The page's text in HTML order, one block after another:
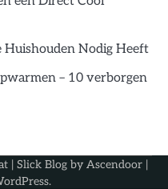
Huishouden Nodig Heeft
– 10 verborgen
| Slick Blog by Ascendoor |
.